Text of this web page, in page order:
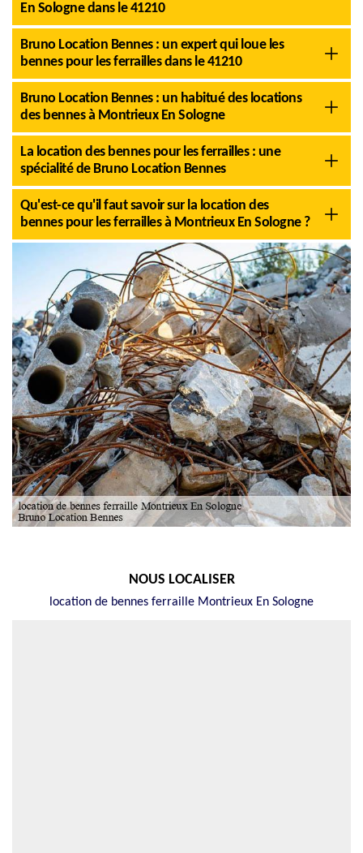
En Sologne dans le 41210
Bruno Location Bennes : un expert qui loue les
bennes pour les ferrailles dans le 41210
Bruno Location Bennes : un habitué des locations
des bennes à Montrieux En Sologne
La location des bennes pour les ferrailles : une
spécialité de Bruno Location Bennes
Qu'est-ce qu'il faut savoir sur la location des
bennes pour les ferrailles à Montrieux En Sologne ?
NOUS LOCALISER
location de bennes ferraille Montrieux En Sologne